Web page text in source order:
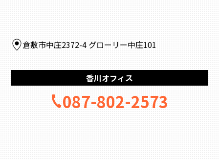
倉敷市中庄2372-4 グローリー中庄101
香川オフィス
087-802-2573